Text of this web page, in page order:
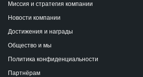
Миссия и стратегия компании
Новости компании
Достижения и награды
Общество и мы
Политика конфиденциальности
Партнёрам